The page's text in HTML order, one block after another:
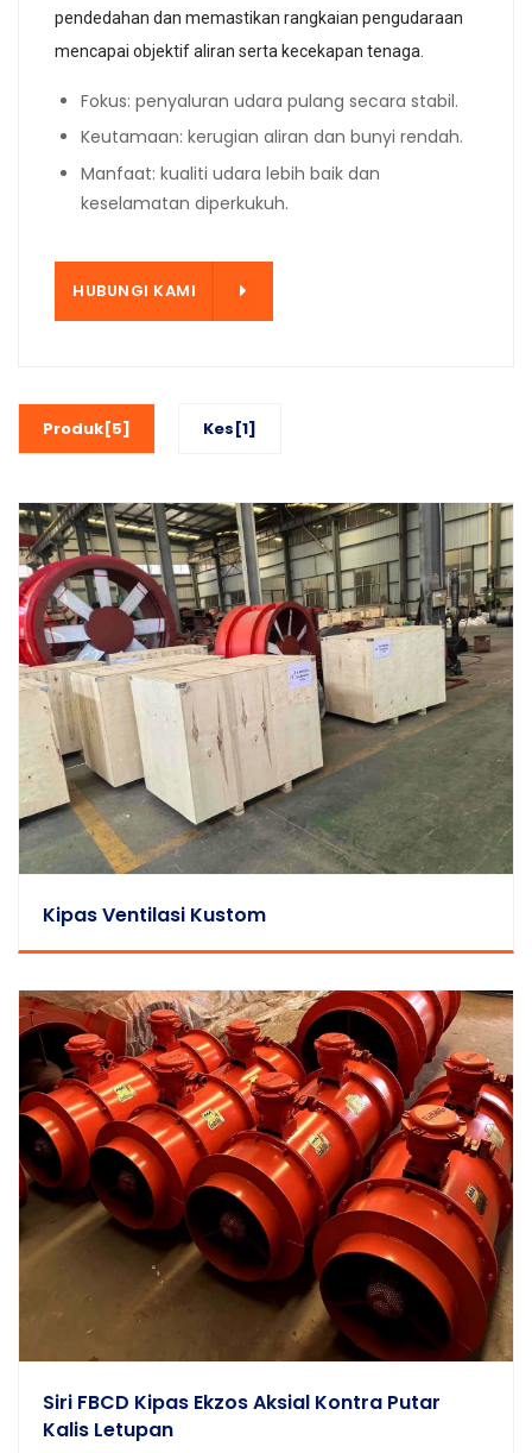
pendedahan dan memastikan rangkaian pengudaraan
mencapai objektif aliran serta kecekapan tenaga.
Fokus: penyaluran udara pulang secara stabil.
Keutamaan: kerugian aliran dan bunyi rendah.
Manfaat: kualiti udara lebih baik dan
keselamatan diperkukuh.
HUBUNGI KAMI
Produk[5] Kes[1]
Kipas Ventilasi Kustom
Siri FBCD Kipas Ekzos Aksial Kontra Putar
Kalis Letupan